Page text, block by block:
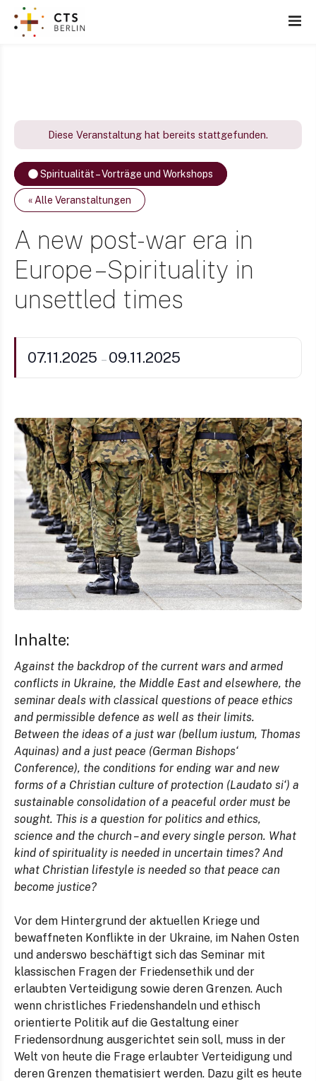
Diese Veranstaltung hat bereits stattgefunden.
Spiritualität – Vorträge und Workshops
« Alle Veranstaltungen
A new post-war era in
Europe – Spirituality in
unsettled times
07.11.2025 – 09.11.2025
Inhalte:
Against the backdrop of the current wars and armed
conflicts in Ukraine, the Middle East and elsewhere, the
seminar deals with classical questions of peace ethics
and permissible defence as well as their limits.
Between the ideas of a just war (bellum iustum, Thomas
Aquinas) and a just peace (German Bishops‘
Conference), the conditions for ending war and new
forms of a Christian culture of protection (Laudato si‘) a
sustainable consolidation of a peaceful order must be
sought. This is a question for politics and ethics,
science and the church – and every single person. What
kind of spirituality is needed in uncertain times? And
what Christian lifestyle is needed so that peace can
become justice?
Vor dem Hintergrund der aktuellen Kriege und
bewaffneten Konflikte in der Ukraine, im Nahen Osten
und anderswo beschäftigt sich das Seminar mit
klassischen Fragen der Friedensethik und der
erlaubten Verteidigung sowie deren Grenzen. Auch
wenn christliches Friedenshandeln und ethisch
orientierte Politik auf die Gestaltung einer
Friedensordnung ausgerichtet sein soll, muss in der
Welt von heute die Frage erlaubter Verteidigung und
deren Grenzen thematisiert werden. Dazu gilt es heute